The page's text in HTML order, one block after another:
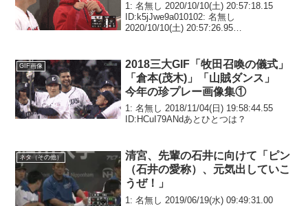
1: 名無し 2020/10/10(土) 20:57:18.15
ID:k5jJwe9a010102: 名無し
2020/10/10(土) 20:57:26.95
GIF画像
2018三大GIF「牧田召喚の儀式」
「倉本(茂木)」「山賊ダンス」
今年の珍プレー画像集①
1: 名無し 2018/11/04(日) 19:58:44.55
ID:HCuI79ANdあとひとつは？
ネタ（その他）
清宮、先輩の石井に向けて「ピン
（石井の愛称）、元気出していこ
うぜ！」
1: 名無し 2019/06/19(水) 09:49:31.00